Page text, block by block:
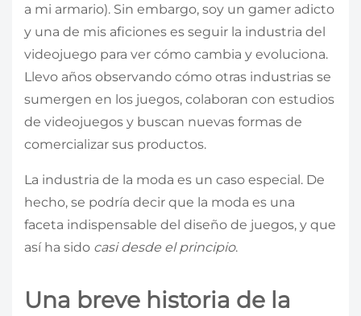
a mi armario). Sin embargo, soy un gamer adicto
y una de mis aficiones es seguir la industria del
videojuego para ver cómo cambia y evoluciona.
Llevo años observando cómo otras industrias se
sumergen en los juegos, colaboran con estudios
de videojuegos y buscan nuevas formas de
comercializar sus productos.
La industria de la moda es un caso especial. De
hecho, se podría decir que la moda es una
faceta indispensable del diseño de juegos, y que
así ha sido casi desde el principio.
Una breve historia de la